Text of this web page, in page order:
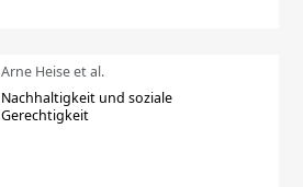
Arne Heise et al.
Nachhaltigkeit und soziale
Gerechtigkeit